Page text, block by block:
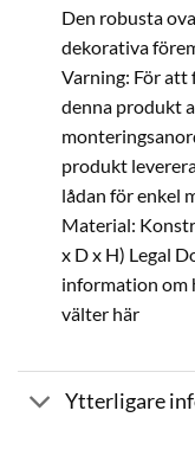
Den robusta
dekorativa
Varning: För
denna produkt
produkt
lådan för enkel
Material:
x D x H) Legal
information om
välter här
Ytterligare